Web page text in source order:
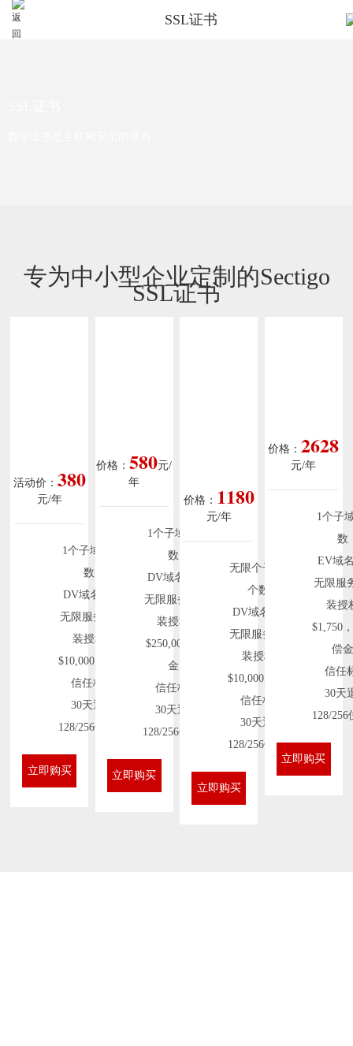
SSL证书
专为中小型企业定制的Sectigo
SSL证书
活动价： 380
元/年
1个子域名个
数
DV域名认证
无限服务器安
装授权
$10,000赔偿金
信任标签
30天退款
128/256位加密
立即购买
价格：580元/
年
1个子域名个
数
DV域名认证
无限服务器安
装授权
$250,000赔偿
金
信任标签
30天退款
128/256位加密
立即购买
价格： 1180
元/年
无限个子域名
个数
DV域名认证
无限服务器安
装授权
$10,000赔偿金
信任标签
30天退款
128/256位加密
立即购买
价格：2628
元/年
1个子
数
EV域
无限服
装授
$1,750
偿
信任
30天
128/256
立即购买